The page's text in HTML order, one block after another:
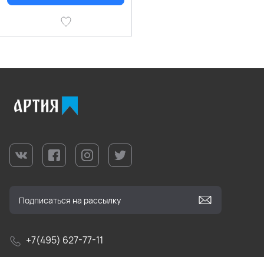
+7(495) 627-77-11